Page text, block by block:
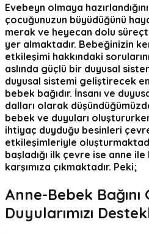
Evebeyn olmaya
çocuğunuzun büyüdüğünü
merak ve heyecan dolu
yer almaktadır. Bebeğinizin
etkileşimi hakkındaki
aslında güçlü bir duyusal
duyusal sistemi geliştirecek
bebek bağıdır. İnsanı ve
dalları olarak
bebek ve duyuları
ihtiyaç duyduğu besinleri
etkileşimleriyle
başladığı ilk çevre ise anne
karşımıza çıkmaktadır. Peki;
Anne-Bebek
Duyularımızı